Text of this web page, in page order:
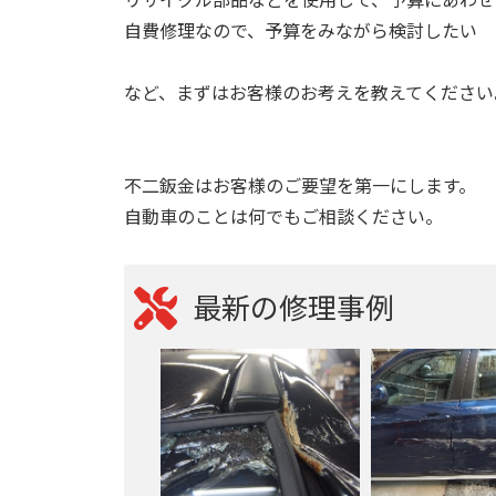
自費修理なので、予算をみながら検討したい
など、まずはお客様のお考えを教えてくださ
不二鈑金はお客様のご要望を第一にします。
自動車のことは何でもご相談ください。
最新の修理事例